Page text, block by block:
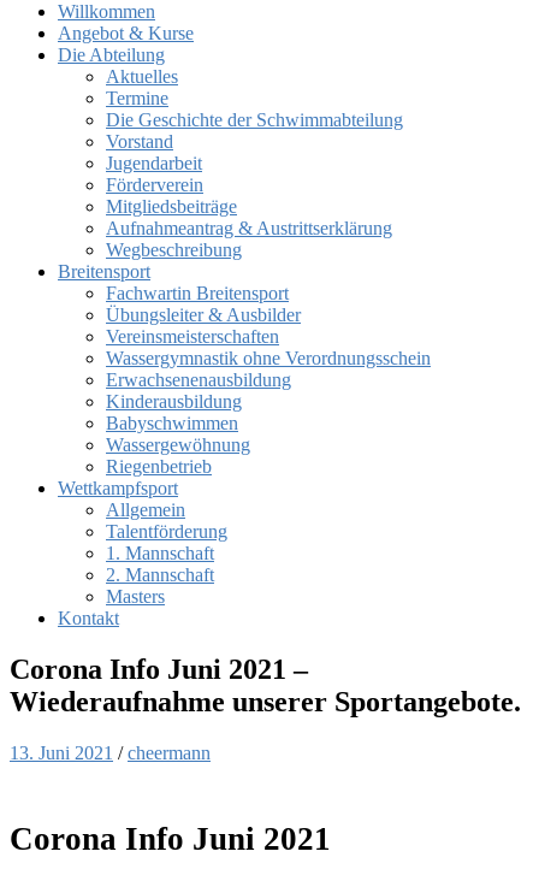
Willkommen
Angebot & Kurse
Die Abteilung
Aktuelles
Termine
Die Geschichte der Schwimmabteilung
Vorstand
Jugendarbeit
Förderverein
Mitgliedsbeiträge
Aufnahmeantrag & Austrittserklärung
Wegbeschreibung
Breitensport
Fachwartin Breitensport
Übungsleiter & Ausbilder
Vereinsmeisterschaften
Wassergymnastik ohne Verordnungsschein
Erwachsenenausbildung
Kinderausbildung
Babyschwimmen
Wassergewöhnung
Riegenbetrieb
Wettkampfsport
Allgemein
Talentförderung
1. Mannschaft
2. Mannschaft
Masters
Kontakt
Corona Info Juni 2021 –
Wiederaufnahme unserer Sportangebote.
13. Juni 2021 /cheermann
Corona Info Juni 2021